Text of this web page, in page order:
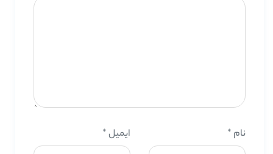
نام * ایمیل*